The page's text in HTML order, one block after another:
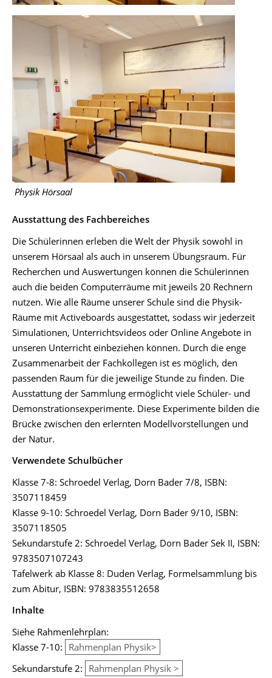
Physik Hörsaal
Ausstattung des Fachbereiches
Die Schülerinnen erleben die Welt der Physik sowohl in
unserem Hörsaal als auch in unserem Übungsraum. Für
Recherchen und Auswertungen können die Schülerinnen
auch die beiden Computerräume mit jeweils 20 Rechnern
nutzen. Wie alle Räume unserer Schule sind die Physik-
Räume mit Activeboards ausgestattet, sodass wir jederzeit
Simulationen, Unterrichtsvideos oder Online Angebote in
unseren Unterricht einbeziehen können. Durch die enge
Zusammenarbeit der Fachkollegen ist es möglich, den
passenden Raum für die jeweilige Stunde zu finden. Die
Ausstattung der Sammlung ermöglicht viele Schüler- und
Demonstrationsexperimente. Diese Experimente bilden die
Brücke zwischen den erlernten Modellvorstellungen und
der Natur.
Verwendete Schulbücher
Klasse 7-8: Schroedel Verlag, Dorn Bader 7/8, ISBN:
3507118459
Klasse 9-10: Schroedel Verlag, Dorn Bader 9/10, ISBN:
3507118505
Sekundarstufe 2: Schroedel Verlag, Dorn Bader Sek II, ISBN:
9783507107243
Tafelwerk ab Klasse 8: Duden Verlag, Formelsammlung bis
zum Abitur, ISBN: 9783835512658
Inhalte
Siehe Rahmenlehrplan:
Klasse 7-10: Rahmenplan Physik>
Sekundarstufe 2: Rahmenplan Physik >